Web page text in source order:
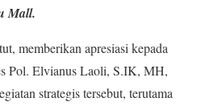
Mall.
memberikan apresiasi kepada
Pol. Elvianus Laoli, S.IK, MH,
strategis tersebut, terutama